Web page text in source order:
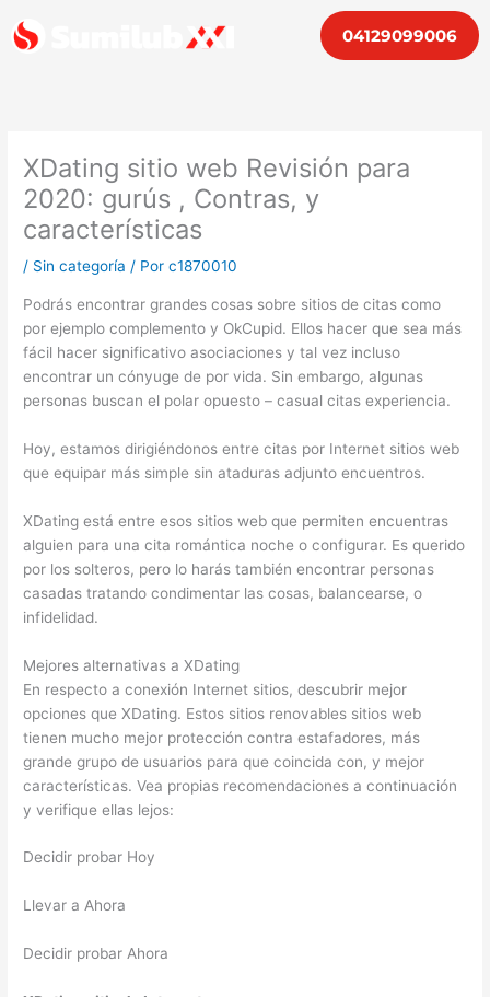
04129099006
XDating sitio web Revisión para
2020: gurús , Contras, y
características
/ Sin categoría / Porc1870010
Podrás encontrar grandes cosas sobre sitios de citas como
por ejemplo complemento y OkCupid. Ellos hacer que sea más
fácil hacer significativo asociaciones y tal vez incluso
encontrar un cónyuge de por vida. Sin embargo, algunas
personas buscan el polar opuesto – casual citas experiencia.
Hoy, estamos dirigiéndonos entre citas por Internet sitios web
que equipar más simple sin ataduras adjunto encuentros.
XDating está entre esos sitios web que permiten encuentras
alguien para una cita romántica noche o configurar. Es querido
por los solteros, pero lo harás también encontrar personas
casadas tratando condimentar las cosas, balancearse, o
infidelidad.
Mejores alternativas a XDating
En respecto a conexión Internet sitios, descubrir mejor
opciones que XDating. Estos sitios renovables sitios web
tienen mucho mejor protección contra estafadores, más
grande grupo de usuarios para que coincida con, y mejor
características. Vea propias recomendaciones a continuación
y verifique ellas lejos:
Decidir probar Hoy
Llevar a Ahora
Decidir probar Ahora